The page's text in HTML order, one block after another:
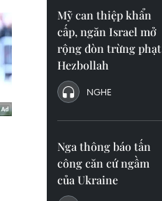
Mỹ can thiệp khẩn
cấp, ngăn Israel mở
rộng đòn trừng phạt
Hezbollah
NGHE
Nga thông báo tấn
công căn cứ ngầm
của Ukraine